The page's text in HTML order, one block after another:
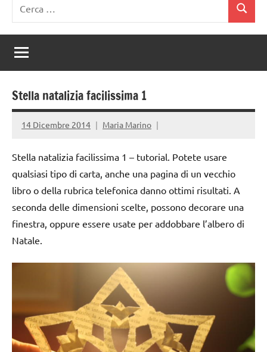
per:
Cerca
Stella natalizia facilissima 1
14 Dicembre 2014 Maria Marino
Stella natalizia facilissima 1 – tutorial. Potete usare
qualsiasi tipo di carta, anche una pagina di un vecchio
libro o della rubrica telefonica danno ottimi risultati. A
seconda delle dimensioni scelte, possono decorare una
finestra, oppure essere usate per addobbare l’albero di
Natale.